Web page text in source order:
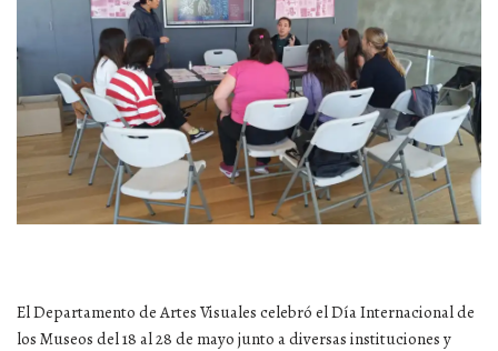
El Departamento de Artes Visuales celebró el Día Internacional de
los Museos del 18 al 28 de mayo junto a diversas instituciones y